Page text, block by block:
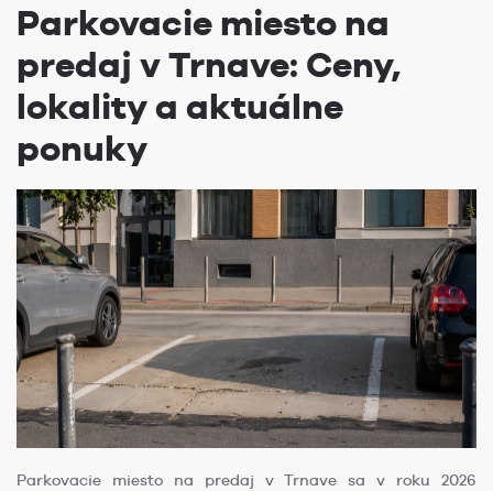
Parkovacie miesto na
predaj v Trnave: Ceny,
lokality a aktuálne
ponuky
Parkovacie miesto na predaj v Trnave sa v roku 2026